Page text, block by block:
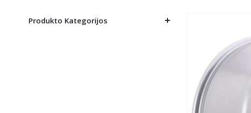
Produkto Kategorijos